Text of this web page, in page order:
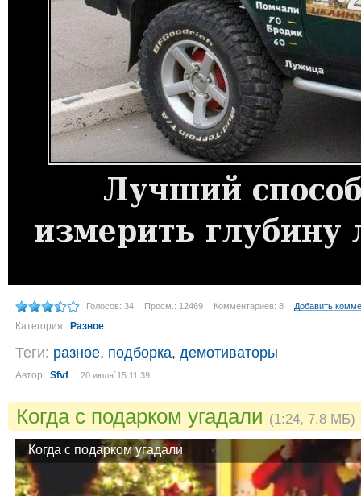
Голосов: 34 Просм.: 12469 Комментариев: 8 Добавить
Категория: Разное
Теги: разное, подборка, демотиваторы
Автор: Sfvf 20 июля´15 11:39
Когда с подарком угадали (1:24, 7.8 МБ)
Когда с подарком угадали